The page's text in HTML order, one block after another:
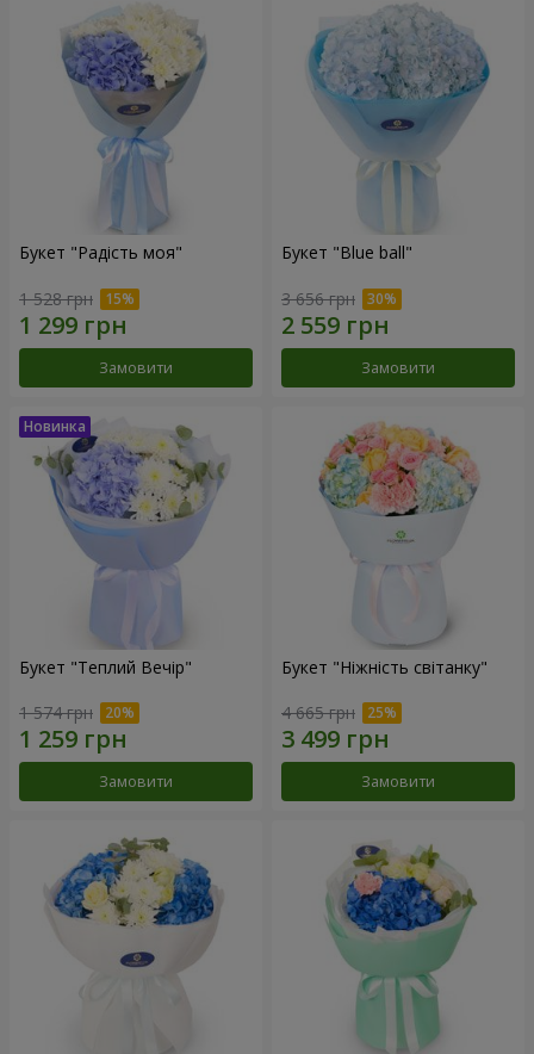
Букет "Радість моя"
1 528 грн
Замовити
Букет "Blue ball"
3 656 грн
Замовити
Букет "Теплий Вечір"
1 574 грн
Замовити
Букет "Ніжність світанку"
4 665 грн
Замовити